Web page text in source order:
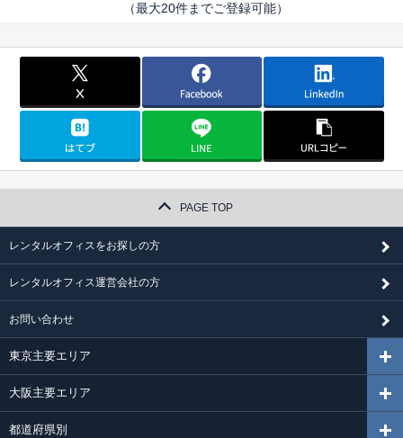
（最大20件までご登録可能）
PAGE TOP
レンタルオフィスをお探しの方
レンタルオフィス運営会社の方
お問い合わせ
東京主要エリア
大阪主要エリア
都道府県別